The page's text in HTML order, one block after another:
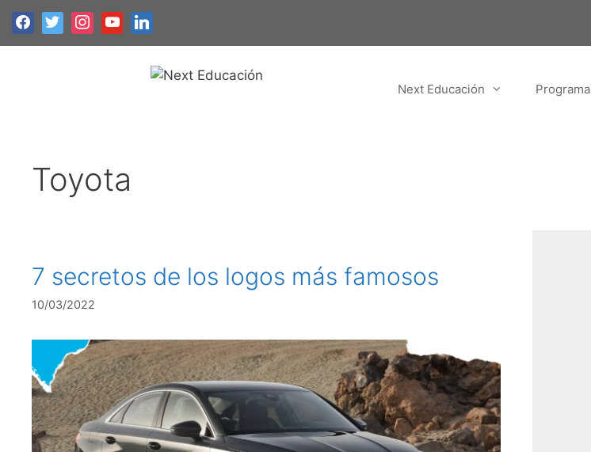
Next Educación
Toyota
7 secretos de los logos más famosos
10/03/2022